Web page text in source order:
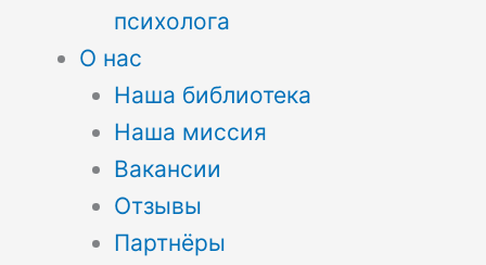
психолога
О нас
Наша библиотека
Наша миссия
Вакансии
Отзывы
Партнёры